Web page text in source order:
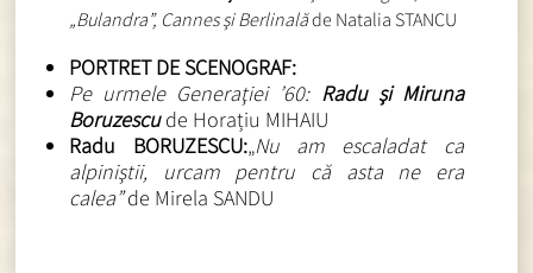
„Bulandra”, Cannes şi Berlinalăde Natalia STANCU
PORTRET DE SCENOGRAF:
Pe urmele Generaţiei ’60: Radu şi Miruna
Boruzescude Horațiu MIHAIU
Radu BORUZESCU:„Nu am escaladat ca
alpiniştii, urcam pentru că asta ne era
calea”de Mirela SANDU